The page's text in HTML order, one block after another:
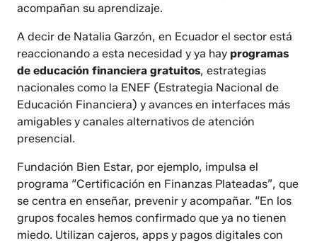
acompañan su aprendizaje.
A decir de Natalia Garzón, en Ecuador el sector está
reaccionando a esta necesidad y ya hayprogramas
de educación financiera gratuitos, estrategias
nacionales como la ENEF (Estrategia Nacional de
Educación Financiera) y avances en interfaces más
amigables y canales alternativos de atención
presencial.
Fundación Bien Estar, por ejemplo, impulsa el
programa “Certificación en Finanzas Plateadas”, que
se centra en enseñar, prevenir y acompañar. “En los
grupos focales hemos confirmado que ya no tienen
miedo. Utilizan cajeros, apps y pagos digitales con